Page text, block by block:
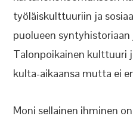
työläiskulttuuriin ja
puolueen syntyhistoriaan
Talonpoikainen kulttuuri
kulta-aikaansa mutta ei
Moni sellainen ihminen